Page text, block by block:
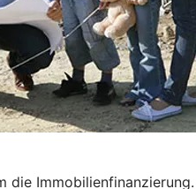
die Immobilienfinanzierung.